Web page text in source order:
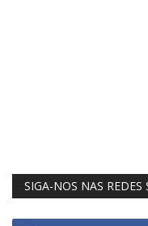
SIGA-NOS NAS REDES